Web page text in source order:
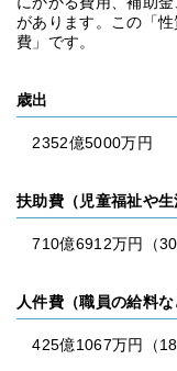
があります。この「
費」です。
歳出
2352億5000万円
扶助費（児童福祉や生
710億6912万円（
人件費（職員の給料な
425億1067万円（